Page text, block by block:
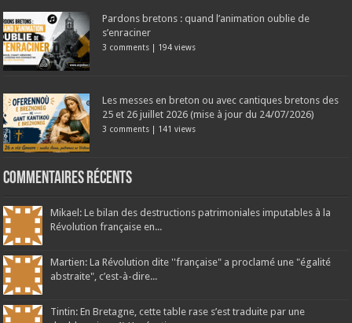
Pardons bretons : quand l’animation oublie de
s’enraciner
3 comments | 194 views
Les messes en breton ou avec cantiques bretons des
25 et 26 juillet 2026 (mise à jour du 24/07/2026)
3 comments | 141 views
Commentaires récents
Mikael: Le bilan des destructions patrimoniales imputables à la
Révolution française en...
Martien: La Révolution dite ''française" a proclamé une "égalité
abstraite", c’est-à-dire...
Tintin: En Bretagne, cette table rase s’est traduite par une